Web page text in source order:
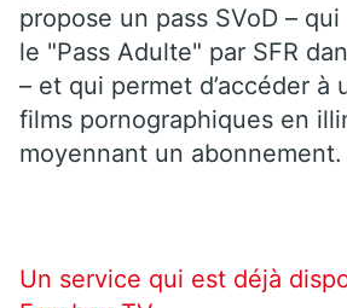
propose un pass SVoD –
le "Pass Adulte" par SFR
– et qui permet d’accéder à
films pornographiques en
moyennant un abonnement.
Un service qui est déjà